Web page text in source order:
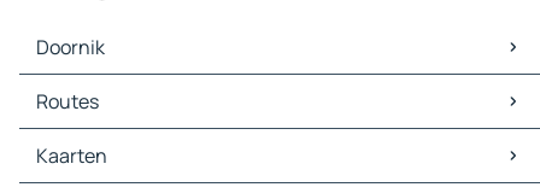
Doornik
Doornik Kaarten
Doornik Verkeer
Doornik Hotels
Doornik Restaurants
Routes
Routes Doornik - Rijsel
Routes Doornik - Kortrijk
Kaarten